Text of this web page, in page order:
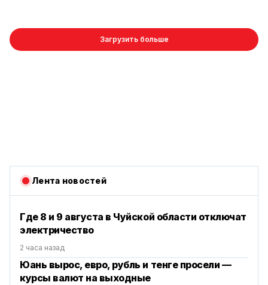
Загрузить больше
Лента новостей
Где 8 и 9 августа в Чуйской области отключат
электричество
2 часа назад
Юань вырос, евро, рубль и тенге просели —
курсы валют на выходные